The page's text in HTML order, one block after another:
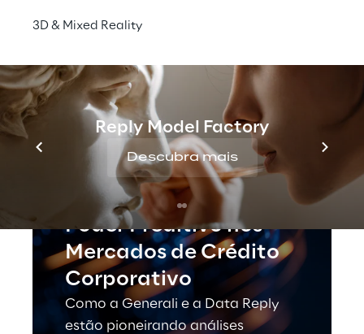
3D & Mixed Reality
Reply Model Factory
Descubra mais
CASE STUDY
Desbloqueando o
Poder Preditivo nos
Mercados de Crédito
Corporativo
Como a Generali e a Data Reply
estão pioneirando análises